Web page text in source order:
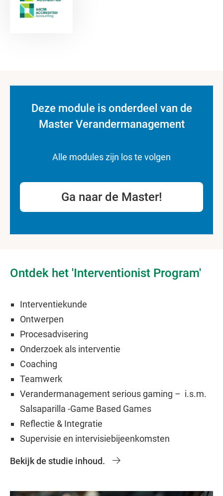
Deze module is onderdeel van de
Master Verandermanagement
Alle modules zijn los te volgen
Ga naar de Master!
Ontdek het 'Interventionist Program'
Interventiekunde
Ontwerpen
Procesadvisering
Onderzoek als interventie
Coaching
Teamwerk
Verandermanagement serious gaming – i.s.m.
Salsaparilla -Game Based Games
Reflectie & Integratie
Supervisie en intervisiebijeenkomsten
Bekijk de studie inhoud.